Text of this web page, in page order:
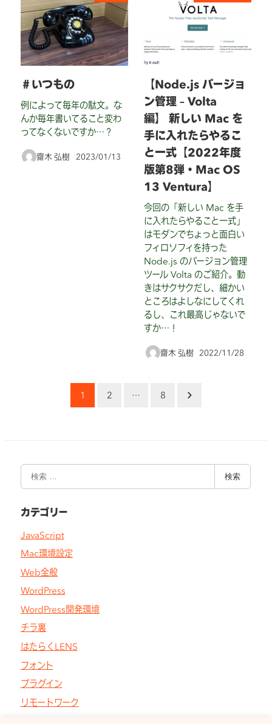
＃いつもの
例によって毎年の駄文。な
んか毎年書いてること変わ
ってなくないですか…？
齋木 弘樹 投稿日
2023/01/13
【Node.js バージョ
ン管理 – Volta
編】 新しい Mac を
手に入れたらやるこ
と一式【2022年度
版第8弾・Mac OS
13 Ventura】
今回の「新しい Mac を手
に入れたらやること一式」
はモダンでちょっと面白い
フィロソフィを持った
Node.js のバージョン管理
ツール Volta のご紹介。動
きはサクサクだし、細かい
ところはよしなにしてくれ
るし、これ最高じゃないで
すか…！
齋木 弘樹 投稿日
2022/11/28
ペ
ー
ジ
り
1 2 … 8
検
検索
カテゴリー
JavaScript
Mac環境設定
Web全般
WordPress
WordPress開発環境
チラ裏
はたらくLENS
フォント
プラグイン
リモートワーク